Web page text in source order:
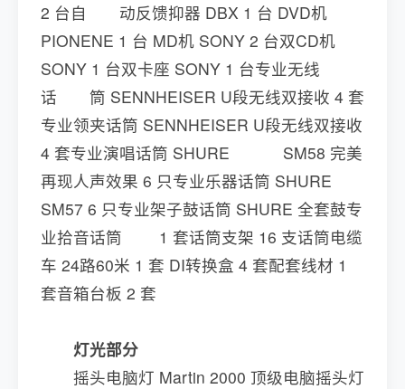
2 台自 动反馈抑器 DBX 1 台 DVD机
PIONENE 1 台 MD机 SONY 2 台双CD机
SONY 1 台双卡座 SONY 1 台专业无线
话 筒 SENNHEISER U段无线双接收 4 套
专业领夹话筒 SENNHEISER U段无线双接收
4 套专业演唱话筒 SHURE SM58 完美
再现人声效果 6 只专业乐器话筒 SHURE
SM57 6 只专业架子鼓话筒 SHURE 全套鼓专
业拾音话筒 1 套话筒支架 16 支话筒电缆
车 24路60米 1 套 DI转换盒 4 套配套线材 1
套音箱台板 2 套
灯光部分
摇头电脑灯 Martin 2000 顶级电脑摇头灯